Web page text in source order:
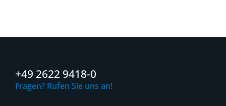
+49 2622 9418-0
Fragen? Rufen Sie uns an!